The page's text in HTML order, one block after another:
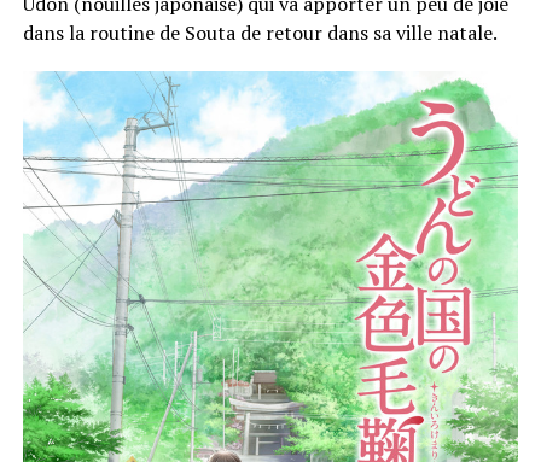
dans la routine de Souta de retour dans sa ville natale.